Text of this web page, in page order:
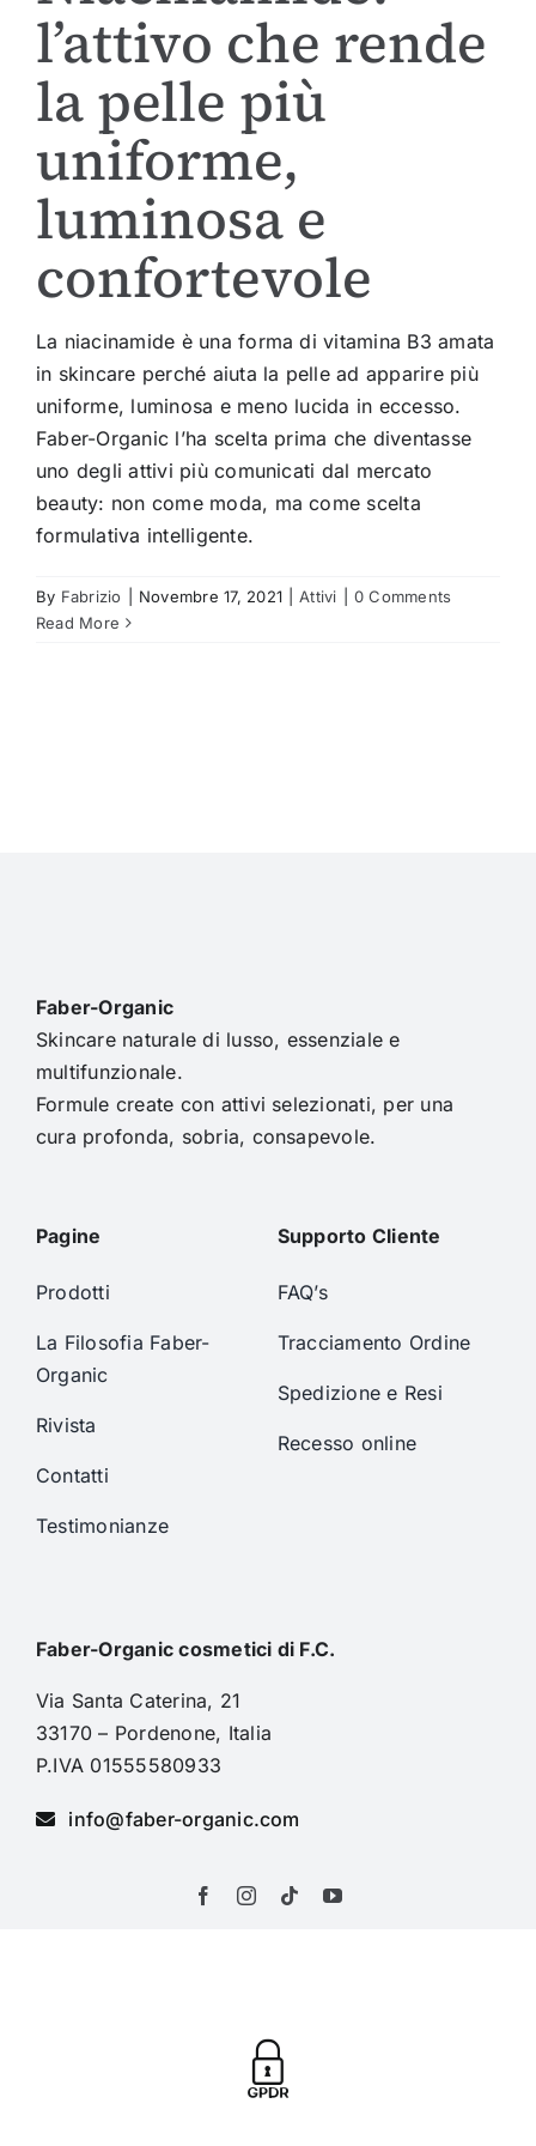
l’attivo che rende
la pelle più
uniforme,
luminosa e
confortevole
La niacinamide è una forma di vitamina B3 amata
in skincare perché aiuta la pelle ad apparire più
uniforme, luminosa e meno lucida in eccesso.
Faber-Organic l’ha scelta prima che diventasse
uno degli attivi più comunicati dal mercato
beauty: non come moda, ma come scelta
formulativa intelligente.
By Fabrizio Novembre 17, 2021 Attivi
0 Comments
Read More
Faber-Organic
Skincare naturale di lusso, essenziale e
multifunzionale.
Formule create con attivi selezionati, per una
cura profonda, sobria, consapevole.
Pagine
Prodotti
La Filosofia Faber-
Organic
Rivista
Contatti
Testimonianze
Supporto Cliente
FAQ’s
Tracciamento Ordine
Spedizione e Resi
Recesso online
Faber-Organic cosmetici di F.C.
Via Santa Caterina, 21
33170 – Pordenone, Italia
P.IVA 01555580933
info@faber-organic.com